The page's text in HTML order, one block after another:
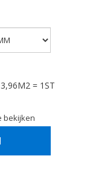
3,96M2 = 1ST
bekijken